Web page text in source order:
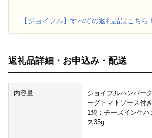
【ジョイフル】すべての返礼品はこちら！
返礼品詳細・お申込み・配送
内容量
ジョイフルハンバー
ーグトマトソース付
1袋：チーズイン生
ス35g